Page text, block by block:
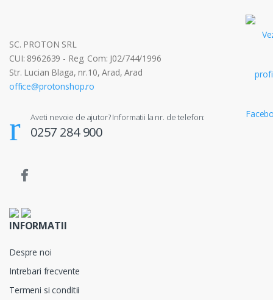
SC. PROTON SRL
CUI: 8962639 - Reg. Com: J02/744/1996
Str. Lucian Blaga, nr.10, Arad, Arad
office@protonshop.ro
Aveti nevoie de ajutor? Informatii la nr. de telefon:
0257 284 900
INFORMATII
Despre noi
Intrebari frecvente
Termeni si conditii